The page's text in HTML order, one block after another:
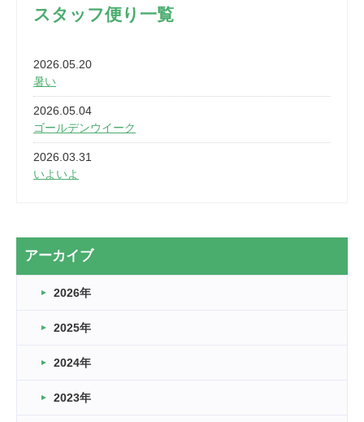
スタッフ便り一覧
2026.05.20
暑い
2026.05.04
ゴールデンウイーク
2026.03.31
いよいよ
2026.03.20
なぎなた
2026.03.16
車いすバスケとRくんのお話
卒業・卒園の季節★
アーカイブ
2026年
2025年
2024年
2023年